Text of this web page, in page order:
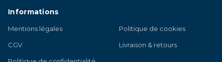
Informations
Mentions légales
CGV
Politique de cookies
Livraison & retours